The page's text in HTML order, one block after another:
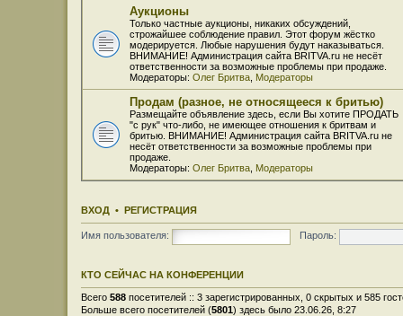
Аукционы
Только частные аукционы, никаких обсуждений,
строжайшее соблюдение правил. Этот форум жёстко
модерируется. Любые нарушения будут наказываться.
ВНИМАНИЕ! Администрация сайта BRITVA.ru не несёт
ответственности за возможные проблемы при продаже.
Модераторы: Олег Бритва Модераторы
Продам (разное, не относящееся к бритью)
Размещайте объявление здесь, если Вы хотите ПРОДАТЬ
"с рук" что-либо, не имеющее отношения к бритвам и
бритью. ВНИМАНИЕ! Администрация сайта BRITVA.ru не
несёт ответственности за возможные проблемы при
продаже.
Модераторы: Олег Бритва Модераторы
ВХОД • РЕГИСТРАЦИЯ
Имя пользователя: Пароль:
КТО СЕЙЧАС НА КОНФЕРЕНЦИИ
Всего 588 посетителей :: 3 зарегистрированных, 0 скрытых и 585
Больше всего посетителей (5801) здесь было 23.06.26, 8:27